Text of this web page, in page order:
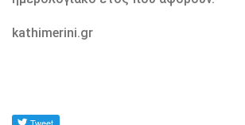
kathimerini.gr